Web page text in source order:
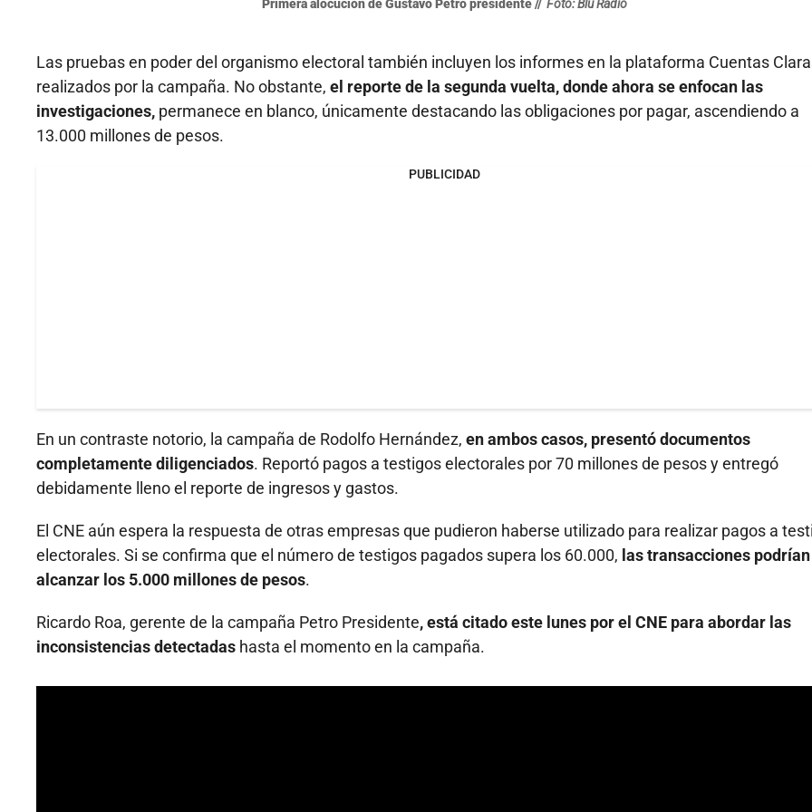
Primera alocución de Gustavo Petro presidente // Foto: Blu Radio
Las pruebas en poder del organismo electoral también incluyen los informes en la plataforma Cuentas
realizados por la campaña. No obstante, el reporte de la segunda vuelta, donde ahora se enfocan las
investigaciones, permanece en blanco, únicamente destacando las obligaciones por pagar, ascendiendo a
13.000 millones de pesos.
PUBLICIDAD
En un contraste notorio, la campaña de Rodolfo Hernández, en ambos casos, presentó documentos
completamente diligenciados. Reportó pagos a testigos electorales por 70 millones de pesos y entregó
debidamente lleno el reporte de ingresos y gastos.
El CNE aún espera la respuesta de otras empresas que pudieron haberse utilizado para realizar pagos a
electorales. Si se confirma que el número de testigos pagados supera los 60.000, las transacciones podrían
alcanzar los 5.000 millones de pesos.
Ricardo Roa, gerente de la campaña Petro Presidente, está citado este lunes por el CNE para abordar las
inconsistencias detectadas hasta el momento en la campaña.